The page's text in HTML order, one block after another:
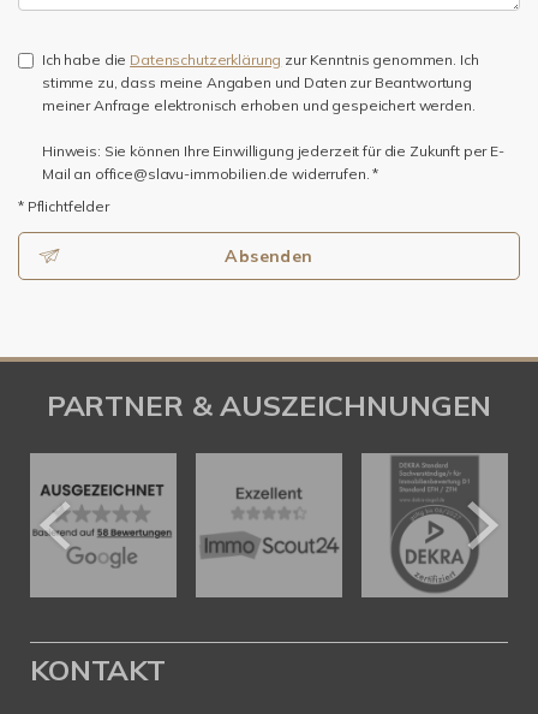
Ich habe die Datenschutzerklärung zur Kenntnis genommen. Ich
stimme zu, dass meine Angaben und Daten zur Beantwortung
meiner Anfrage elektronisch erhoben und gespeichert werden.
Hinweis: Sie können Ihre Einwilligung jederzeit für die Zukunft per E-
Mail an office@slavu-immobilien.de widerrufen. *
* Pflichtfelder
Absenden
PARTNER & AUSZEICHNUNGEN
KONTAKT